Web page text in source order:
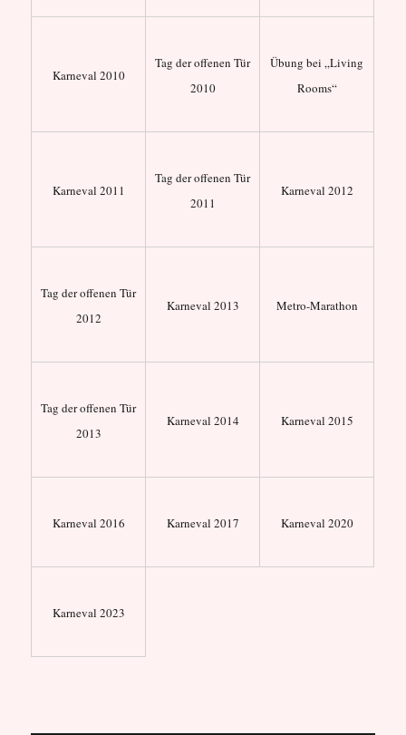
Karneval 2010
Tag der offenen Tür
2010
Übung bei „Living
Rooms“
Karneval 2011
Tag der offenen Tür
2011
Karneval 2012
Tag der offenen Tür
2012
Karneval 2013 Metro-Marathon
Tag der offenen Tür
2013
Karneval 2014 Karneval 2015
Karneval 2016 Karneval 2017 Karneval 2020
Karneval 2023